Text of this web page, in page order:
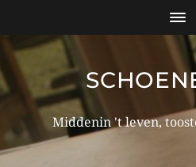
Middenin 't leven,